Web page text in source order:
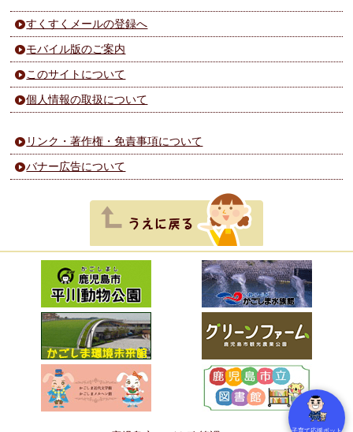
すくすくメールの登録へ
モバイル版のご案内
このサイトについて
個人情報の取扱について
リンク・著作権・免責事項について
バナー広告について